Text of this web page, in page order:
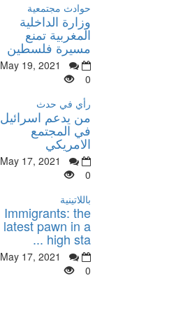
حوادث مجتمعية
وزارة الداخلية
المغربية تمنع
مسيرة فلسطين
May 19, 2021
0
رأي في حدث
من يدعم اسرائيل
في المجتمع
الامريكي
May 17, 2021
0
باللاتينية
Immigrants: the
latest pawn in a
high sta ...
May 17, 2021
0